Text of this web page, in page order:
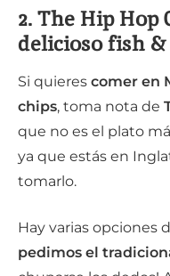
2. The Hip Hop
delicioso fish
Si quieres comer en
chips, toma nota de
que no es el plato
ya que estás en
tomarlo.
Hay varias opciones
pedimos el